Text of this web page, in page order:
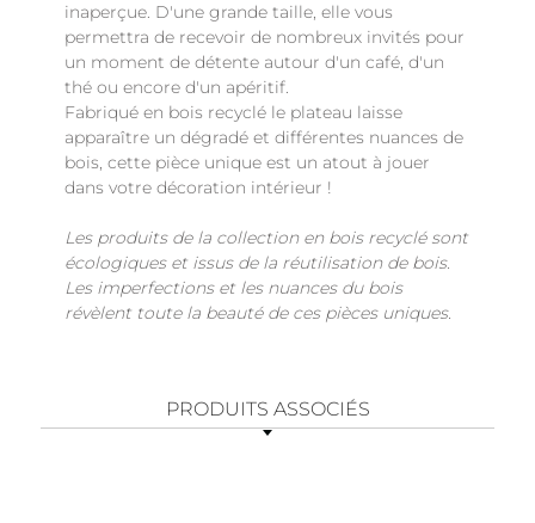
inaperçue. D'une grande taille, elle vous
permettra de recevoir de nombreux invités pour
un moment de détente autour d'un café, d'un
thé ou encore d'un apéritif.
Fabriqué en bois recyclé le plateau laisse
apparaître un dégradé et différentes nuances de
bois, cette pièce unique est un atout à jouer
dans votre décoration intérieur !
Les produits de la collection en bois recyclé sont
écologiques et issus de la réutilisation de bois.
Les imperfections et les nuances du bois
révèlent toute la beauté de ces pièces uniques.
PRODUITS ASSOCIÉS